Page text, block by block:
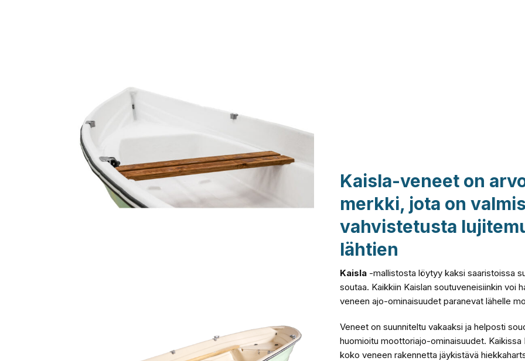
Kaisla-veneet on
merkki, jota on
vahvistetusta
lähtien
Kaisla-mallistosta löytyy kaksi saaristoissa
soutaa. Kaikkiin Kaislan soutuveneisiinkin voi
veneen ajo-ominaisuudet paranevat lähelle
Veneet on suunniteltu vakaaksi ja helposti
huomioitu moottoriajo-ominaisuudet.
koko veneen rakennetta jäykistävä